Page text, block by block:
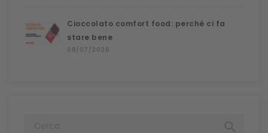
Cioccolato comfort food: perché ci fa
stare bene
08/07/2026